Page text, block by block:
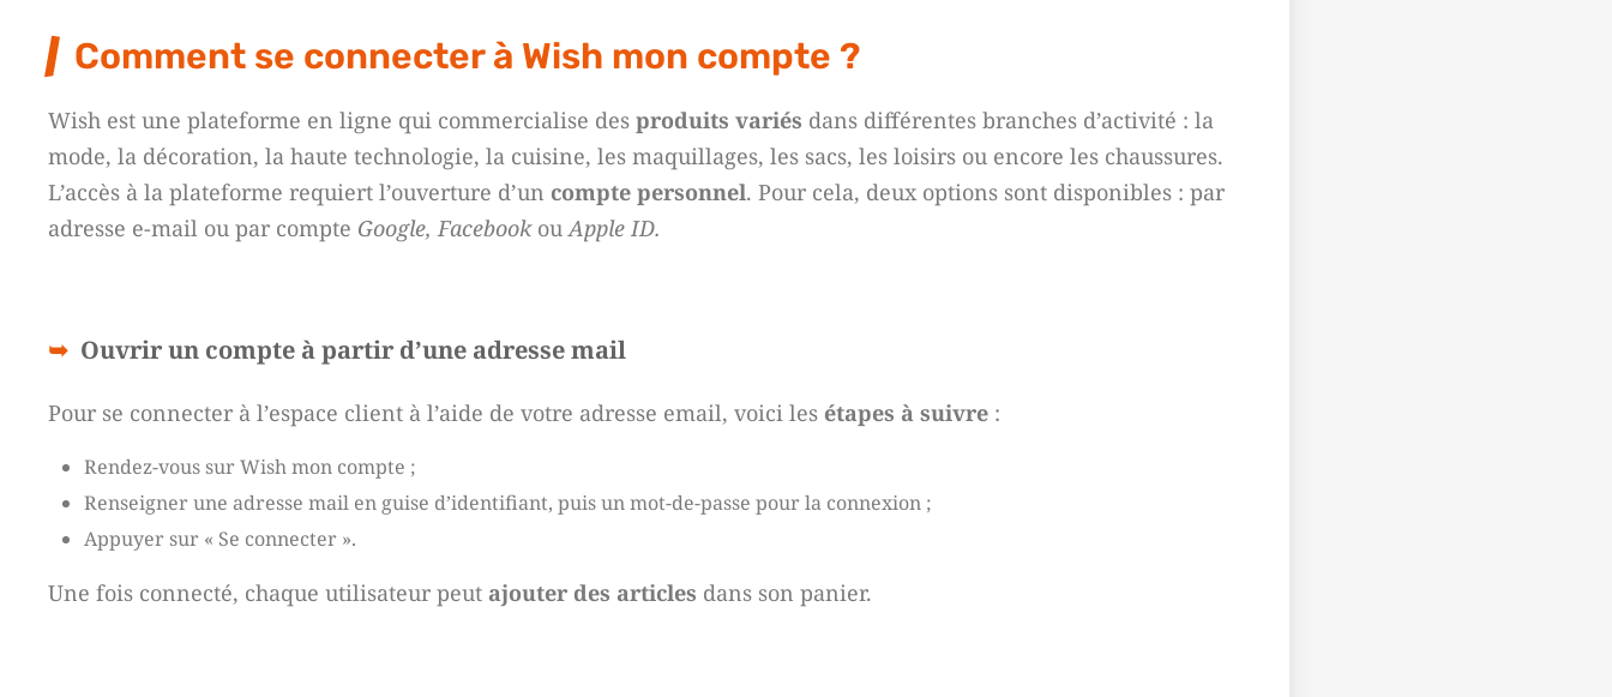
Comment se connecter à Wish mon compte ?
Wish est une plateforme en ligne qui commercialise des produits variés dans différentes branches d’activité : la
mode, la décoration, la haute technologie, la cuisine, les maquillages, les sacs, les loisirs ou encore les chaussures.
L’accès à la plateforme requiert l’ouverture d’un compte personnel. Pour cela, deux options sont disponibles : par
adresse e-mail ou par compte Google, Facebook ouApple ID.
Ouvrir un compte à partir d’une adresse mail
Pour se connecter à l’espace client à l’aide de votre adresse email, voici les étapes à suivre :
Rendez-vous sur Wish mon compte ;
Renseigner une adresse mail en guise d’identifiant, puis un mot-de-passe pour la connexion ;
Appuyer sur « Se connecter ».
Une fois connecté, chaque utilisateur peut ajouter des articles dans son panier.